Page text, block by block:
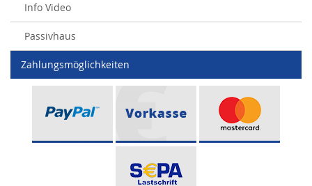
Info Video
Passivhaus
Zahlungsmöglichkeiten